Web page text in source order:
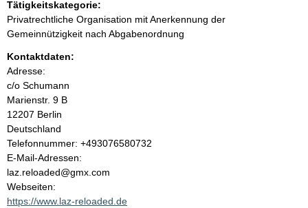
i
n
h
a
l
t
Tätigkeitskategorie:
Privatrechtliche Organisation mit Anerkennung der
Gemeinnützigkeit nach Abgabenordnung
Kontaktdaten:
Adresse:
c/o Schumann
Marienstr. 9 B
12207 Berlin
Deutschland
K
o
n
t
a
Telefonnummer: +493076580732
E-Mail-Adressen:
laz.reloaded@gmx.com
Webseiten:
https://www.laz-reloaded.de